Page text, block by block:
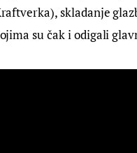
skladanje
su čak i odigali